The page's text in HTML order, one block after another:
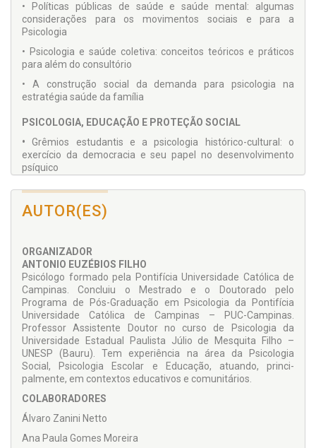
• Políticas públicas de saúde e saúde mental: algumas
considerações para os movimentos sociais e para a
Psicologia
• Psicologia e saúde coletiva: conceitos teóricos e práticos
para além do con­sultório
• A construção social da demanda para psicologia na
estratégia saúde da família
PSICOLOGIA, EDUCAÇÃO E PROTEÇÃO SOCIAL
•Grêmios estudantis e a psicologia histórico-cultural: o
exercício da democra­cia e seu papel no desenvolvimento
psíquico
• A psicologia escolar e a escola: entre o contexto e a cena
• Psicologia e direitos da criança: possibilidades de
intervenção psicossocial na escola pública
com a comunidade
PSICOLOGIA, ASSISTÊNCIA SOCIAL E TRABALHO
• Serviço de Proteção e Atendimento Integral à Família (PAIF)
como uma proposta de atuação em Psicologia Comunitária
no Sistema Único de As­sistência Social (SUAS)
• Psicologia organizacional e do trabalho crítica? Procurando
a criticidade numa atividade tradicionalmente conservadora
AUTOR(ES)
ORGANIZADOR
ANTONIO EUZÉBIOS FILHO
Psicólogo formado pela Pon­tifícia Universidade Católica de
Campinas. Concluiu o Mestrado e o Doutorado pelo
Programa de Pós-Graduação em Psicologia da Pontifícia
Universidade Católica de Campinas – PUC-Campinas.
Professor Assistente Doutor no curso de Psicologia da
Universidade Estadual Pau­lista Júlio de Mesquita Filho –
UNESP (Bauru). Tem ex­periência na área da Psicolo­gia
Social, Psicologia Escolar e Educação, atuando, princi­
palmente, em contextos edu­cativos e comunitários.
COLABORADORES
Álvaro Zanini Netto
Ana Paula Gomes Moreira